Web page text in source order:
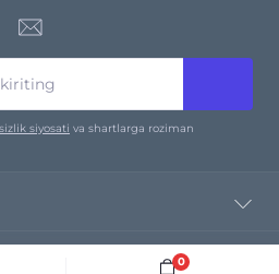
0
siyosati va shartlarga roziman